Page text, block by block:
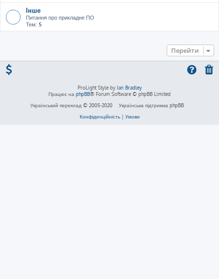
Інше
Питання про прикладне ПО
Тем: 5
Перейти
ProLight Style by Ian Bradley
Працює на phpBB® Forum Software © phpBB Limited
Український переклад © 2005-2020
Українська підтримка phpBB
Конфіденційність| Умови